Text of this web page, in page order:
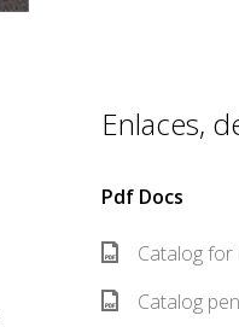
Enlaces,
Pdf Docs
Catalog for
Catalog